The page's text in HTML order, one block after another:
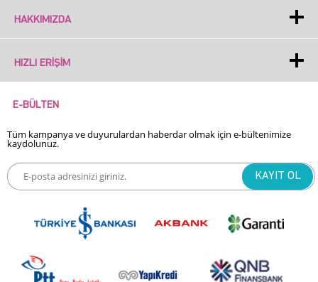
HAKKIMIZDA
HIZLI ERIŞIM
E-BÜLTEN
Tüm kampanya ve duyurulardan haberdar olmak için e-bültenimize
kaydolunuz.